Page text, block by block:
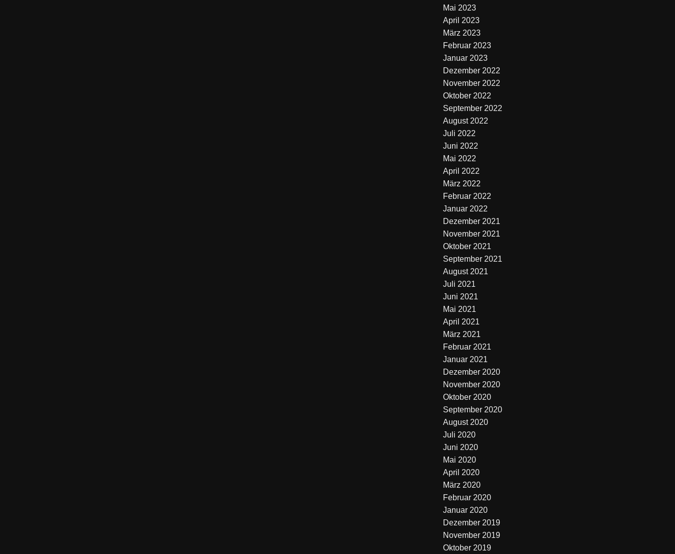
Mai 2023
April 2023
März 2023
Februar 2023
Januar 2023
Dezember 2022
November 2022
Oktober 2022
September 2022
August 2022
Juli 2022
Juni 2022
Mai 2022
April 2022
März 2022
Februar 2022
Januar 2022
Dezember 2021
November 2021
Oktober 2021
September 2021
August 2021
Juli 2021
Juni 2021
Mai 2021
April 2021
März 2021
Februar 2021
Januar 2021
Dezember 2020
November 2020
Oktober 2020
September 2020
August 2020
Juli 2020
Juni 2020
Mai 2020
April 2020
März 2020
Februar 2020
Januar 2020
Dezember 2019
November 2019
Oktober 2019